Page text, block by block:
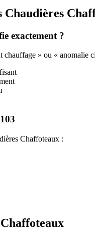
exactement ?
chauffage » ou « anomalie
Chaffoteaux :